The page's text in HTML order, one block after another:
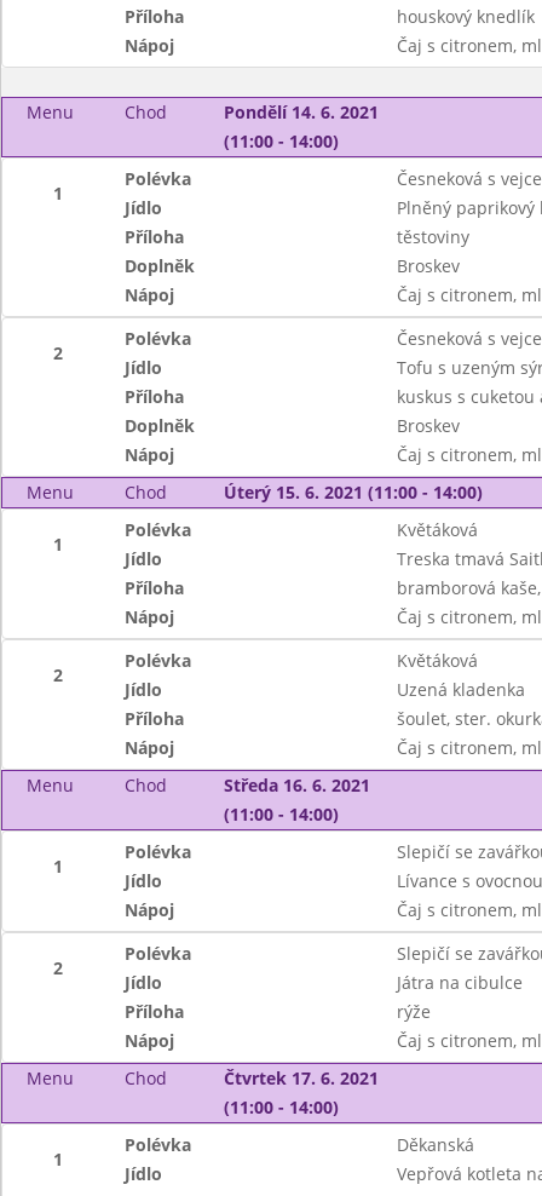
Příloha
houskový knedlík
Nápoj
Čaj s citronem,
Menu Chod
Pondělí 14. 6. 2021
(11:00 - 14:00)
1
Polévka
Česneková s
Jídlo
Plněný paprikový
Příloha
těstoviny
Doplněk
Broskev
Nápoj
Čaj s citronem,
2
Polévka
Česneková s
Jídlo
Tofu s uzeným
Příloha
kuskus s cuketou
Doplněk
Broskev
Nápoj
Čaj s citronem,
Menu
Chod Úterý 15. 6. 2021 (11:00 - 14:00)
1
Polévka
Květáková
Jídlo
Treska tmavá
Příloha
bramborová
Nápoj
Čaj s citronem,
2
Polévka
Květáková
Jídlo
Uzená kladenka
Příloha
šoulet, ster.
Nápoj
Čaj s citronem,
Menu
Chod
Středa 16. 6. 2021
(11:00 - 14:00)
1
Polévka
Slepičí se
Jídlo
Lívance s
Nápoj
Čaj s citronem,
2
Polévka
Slepičí se
Jídlo
Játra na cibulce
Příloha
rýže
Nápoj
Čaj s citronem,
Menu
Chod
Čtvrtek 17. 6. 2021
(11:00 - 14:00)
1
Polévka
Děkanská
Jídlo
Vepřová kotleta